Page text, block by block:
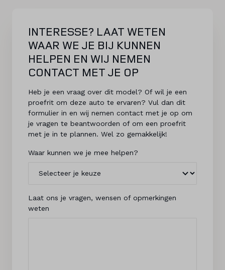
INTERESSE? LAAT WETEN
WAAR WE JE BIJ KUNNEN
HELPEN EN WIJ NEMEN
CONTACT MET JE OP
Heb je een vraag over dit model? Of wil je een
proefrit om deze auto te ervaren? Vul dan dit
formulier in en wij nemen contact met je op om
je vragen te beantwoorden of om een proefrit
met je in te plannen. Wel zo gemakkelijk!
Waar kunnen we je mee helpen?
Laat ons je vragen, wensen of opmerkingen
weten